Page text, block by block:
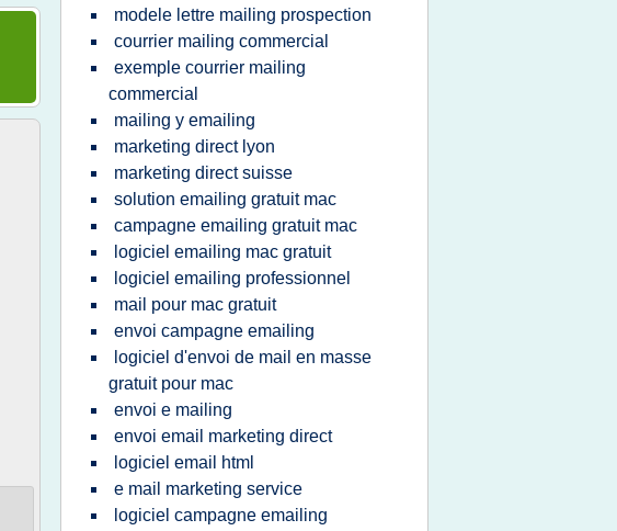
modele lettre mailing prospection
courrier mailing commercial
exemple courrier mailing
commercial
mailing y emailing
marketing direct lyon
marketing direct suisse
solution emailing gratuit mac
campagne emailing gratuit mac
logiciel emailing mac gratuit
logiciel emailing professionnel
mail pour mac gratuit
envoi campagne emailing
logiciel d'envoi de mail en masse
gratuit pour mac
envoi e mailing
envoi email marketing direct
logiciel email html
e mail marketing service
logiciel campagne emailing